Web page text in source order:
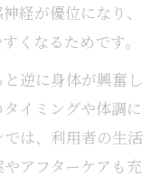
経が優位になり、
くなるためです。
逆に身体が興奮し
イミングや体調に
は、利用者の生活
アフターケアも充